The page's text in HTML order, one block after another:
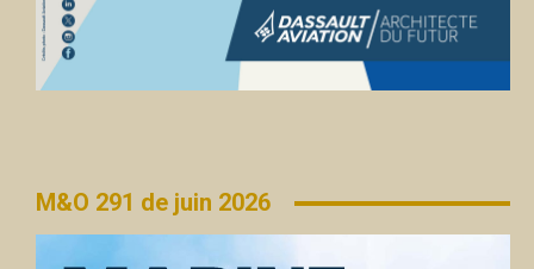
M&O 291 de juin 2026